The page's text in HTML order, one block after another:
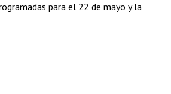
para el 22 de mayo y la